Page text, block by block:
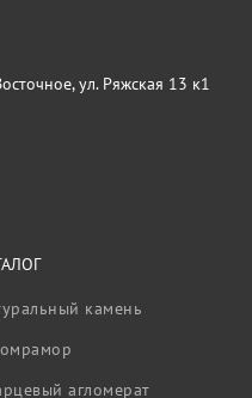
ул. Ряжская 13 к1
камень
агломерат